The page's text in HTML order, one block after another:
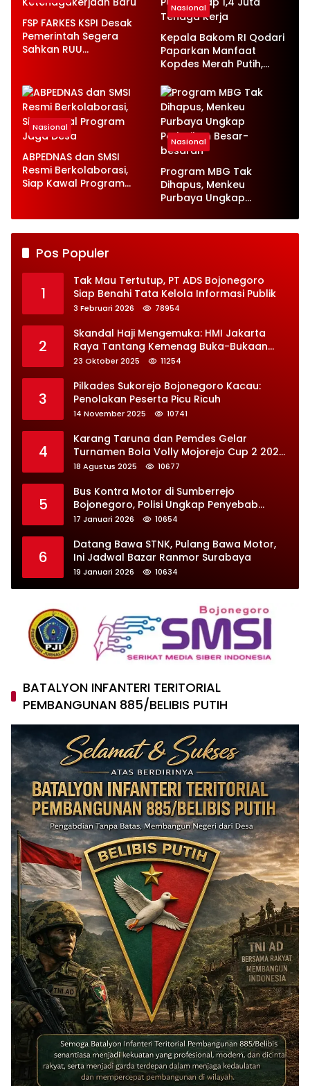
FSP FARKES KSPI Desak
Pemerintah Segera
Sahkan RUU
Nasional
Kepala Bakom RI Qodari
Paparkan Manfaat
Kopdes Merah Putih,
Kerja
Nasional
ABPEDNAS dan SMSI
Resmi Berkolaborasi,
Siap Kawal Program
Nasional
Program MBG Tak
Dihapus, Menkeu
Purbaya Ungkap
besaran
Pos Populer
1
Tak Mau Tertutup, PT ADS Bojonegoro
Siap Benahi Tata Kelola Informasi Publik
3 Februari 2026 78954
2
Skandal Haji Mengemuka: HMI Jakarta
Raya Tantang Kemenag Buka-Bukaan
Soal Kontrak Syarekah Bermasalah
23 Oktober 2025 11254
3
Pilkades Sukorejo Bojonegoro Kacau:
Penolakan Peserta Picu Ricuh
14 November 2025 10741
4
Karang Taruna dan Pemdes Gelar
Turnamen Bola Volly Mojorejo Cup 2 2025,
Diikuti 28 Tim
18 Agustus 2025 10677
5
Bus Kontra Motor di Sumberrejo
Bojonegoro, Polisi Ungkap Penyebab
Kecelakaan
17 Januari 2026 10654
6
Datang Bawa STNK, Pulang Bawa Motor,
Ini Jadwal Bazar Ranmor Surabaya
19 Januari 2026 10634
BATALYON INFANTERI TERITORIAL
PEMBANGUNAN 885/BELIBIS PUTIH